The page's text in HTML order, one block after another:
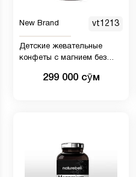
New Brand vt1213
Детские жевательные
конфеты с магнием без
299 000 сӯм